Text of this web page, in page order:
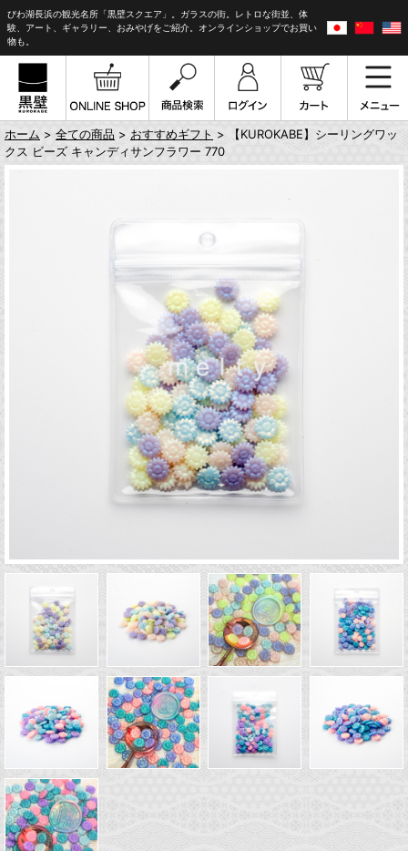
びわ湖長浜の観光名所「黒壁スクエア」。ガラスの街。レトロな街並、体
験、アート、ギャラリー、おみやげをご紹介。オンラインショップでお買い
物も。
ホーム > 全ての商品 > おすすめギフト > 【KUROKABE】シーリングワッ
クス ビーズ キャンディサンフラワー 770